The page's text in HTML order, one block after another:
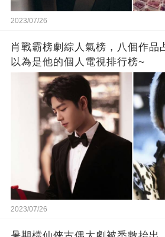
2023/07/26
肖戰霸榜劇綜人氣榜，八個作品
以為是他的個人電視排行榜~
2023/07/26